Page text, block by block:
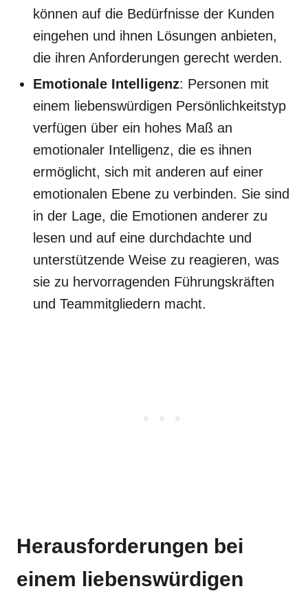
können auf die Bedürfnisse der Kunden
eingehen und ihnen Lösungen anbieten,
die ihren Anforderungen gerecht werden.
Emotionale Intelligenz: Personen mit
einem liebenswürdigen Persönlichkeitstyp
verfügen über ein hohes Maß an
emotionaler Intelligenz, die es ihnen
ermöglicht, sich mit anderen auf einer
emotionalen Ebene zu verbinden. Sie sind
in der Lage, die Emotionen anderer zu
lesen und auf eine durchdachte und
unterstützende Weise zu reagieren, was
sie zu hervorragenden Führungskräften
und Teammitgliedern macht.
Herausforderungen bei
einem liebenswürdigen